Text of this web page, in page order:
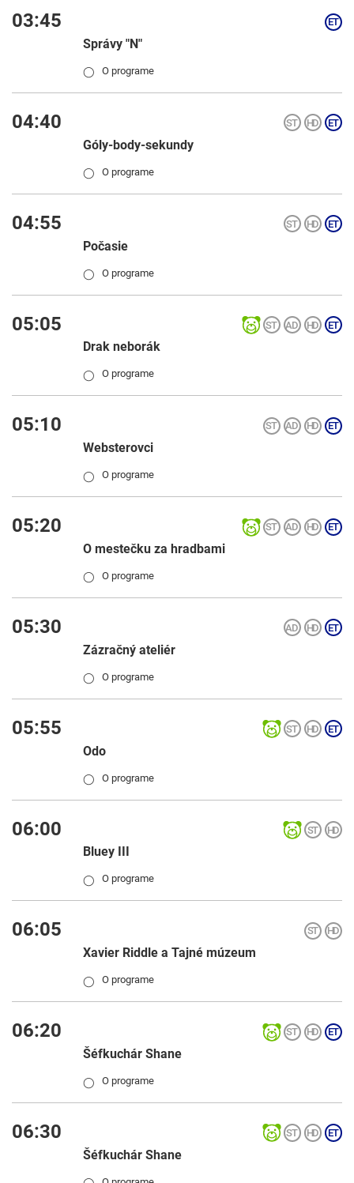
03:45
Správy "N"
◯ O programe
04:40
Góly-body-sekundy
◯ O programe
04:55
Počasie
◯ O programe
05:05
Drak neborák
◯ O programe
05:10
Websterovci
◯ O programe
05:20
O mestečku za hradbami
◯ O programe
05:30
Zázračný ateliér
◯ O programe
05:55
Odo
◯ O programe
06:00
Bluey III
◯ O programe
06:05
Xavier Riddle a Tajné múzeum
◯ O programe
06:20
Šéfkuchár Shane
◯ O programe
06:30
Šéfkuchár Shane